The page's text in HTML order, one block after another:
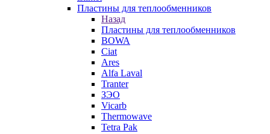
Пластины для теплообменников
Назад
Пластины для теплообменников
BOWA
Ciat
Ares
Alfa Laval
Tranter
ЗЭО
Vicarb
Thermowave
Tetra Pak